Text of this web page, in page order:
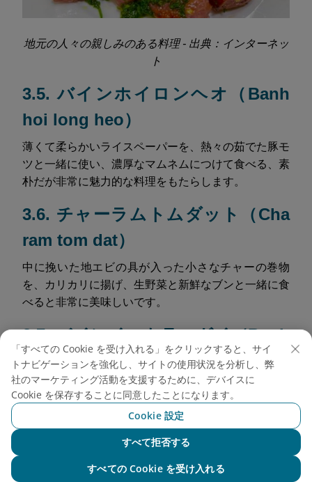
地元の人々の親しみのある料理 - 出典：インターネッ
ト
3.5. バインホイロンヘオ（Banh
hoi long heo）
薄くて柔らかいライスペーパーを、熱々の茹でた豚モ
ツと一緒に使い、濃厚なマムネムにつけて食べる、素
朴だが非常に魅力的な料理をもたらします。
3.6. チャーラムトムダット（Cha
ram tom dat）
中に挽いた地エビの具が入った小さなチャーの巻物
を、カリカリに揚げ、生野菜と新鮮なブンと一緒に食
べると非常に美味しいです。
3.7. バインイットラーガイ（Banh
it la gai）
これはクイニョンの伝統的なケーキで、まろやかな甘
み、ラーガイから作られた柔らかく弾力のある黒い皮
で際立っています。中身は緑豆やココナッツの具で、
素朴なバナナの葉で包まれています。
「すべての Cookie を受け入れる」をクリックすると、サイ
トナビゲーションを強化し、サイトの使用状況を分析し、弊
社のマーケティング活動を支援するために、デバイスに
Cookie を保存することに同意したことになります。
Cookie 設定
すべて拒否する
すべての Cookie を受け入れる